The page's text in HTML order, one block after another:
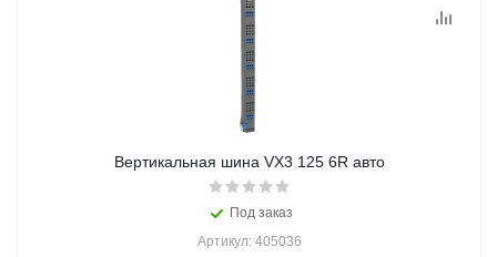
Вертикальная шина VX3 125 6R авто
Под заказ
Артикул: 405036